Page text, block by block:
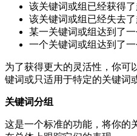
该关键词或组已经获得了
该关键词或组已经失去了
某一关键词或组达到了一
一个关键词或组达到了一
为了获得更大的灵活性，你可
键词或只适用于特定的关键词
关键词分组
这是一个标准的功能，将你的